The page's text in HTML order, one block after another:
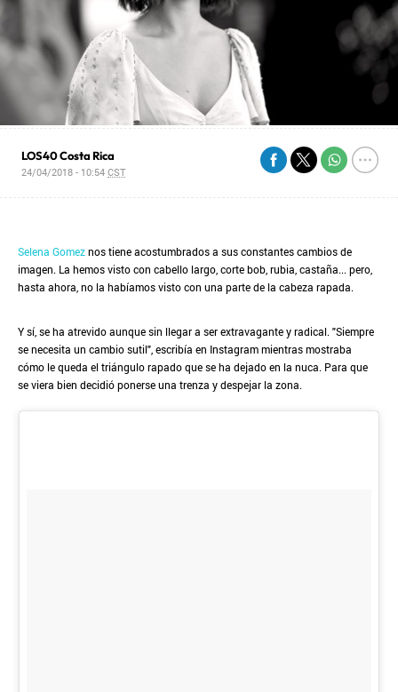
LOS40 Costa Rica
24/04/2018 - 10:54CST
Selena Gomeznos tiene acostumbrados a sus constantes cambios de
imagen. La hemos visto con cabello largo, corte bob, rubia, castaña... pero,
hasta ahora, no la habíamos visto con una parte de la cabeza rapada.
Y sí, se ha atrevido aunque sin llegar a ser extravagante y radical. "Siempre
se necesita un cambio sutil", escribía en Instagram mientras mostraba
cómo le queda el triángulo rapado que se ha dejado en la nuca. Para que
se viera bien decidió ponerse una trenza y despejar la zona.